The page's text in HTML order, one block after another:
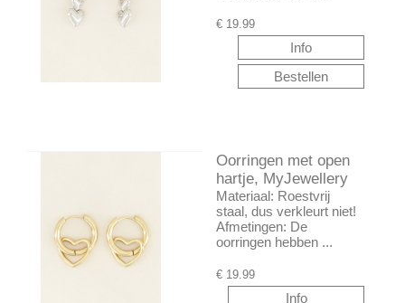
€ 19.99
Oorringen met open
hartje, MyJewellery
Materiaal: Roestvrij
staal, dus verkleurt niet!
Afmetingen: De
oorringen hebben ...
€ 19.99